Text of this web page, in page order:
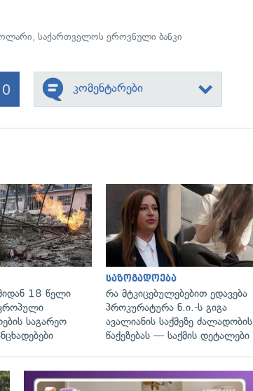
,საქართველოს ეროვნული ბანკი
0 კომენტარები
გადახედვა
18 წელი
საგარეო
საზოგადოება
რა მტკიცებულებებით ედავება
პროკურატურა ნ.ი.-ს გიგა
ავალიანის საქმეზე ძალადობის
წაქეზებას — საქმის დეტალები
გადახედვა